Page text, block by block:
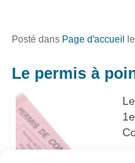
Posté dans Page d'accueil le
Le permis à